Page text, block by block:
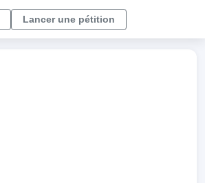
Lancer une pétition